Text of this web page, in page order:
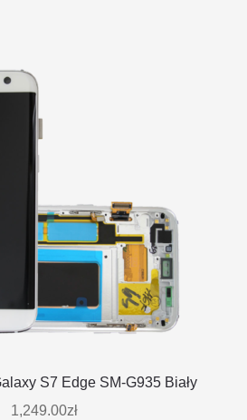
S7 Edge SM-G935 Biały
1,249.00zł